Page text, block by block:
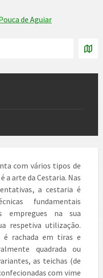
com vários tipos de
a arte da Cestaria. Nas
a cestaria é
fundamentais
empregues na sua
respetiva utilização.
é rachada em tiras e
quadrada ou
as teichas (de
com vime